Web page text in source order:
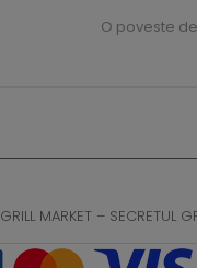
O poveste
GRILL MARKET – SECRETUL